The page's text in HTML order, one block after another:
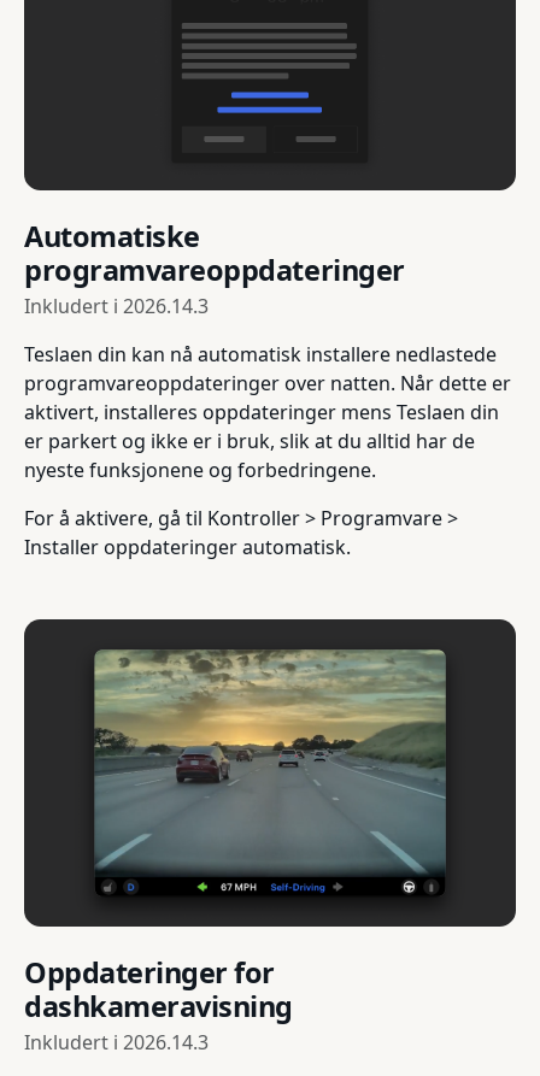
Automatiske
programvareoppdateringer
Inkludert i 2026.14.3
Teslaen din kan nå automatisk installere nedlastede
programvareoppdateringer over natten. Når dette er
aktivert, installeres oppdateringer mens Teslaen din
er parkert og ikke er i bruk, slik at du alltid har de
nyeste funksjonene og forbedringene.
For å aktivere, gå til Kontroller > Programvare >
Installer oppdateringer automatisk.
Oppdateringer for
dashkameravisning
Inkludert i 2026.14.3